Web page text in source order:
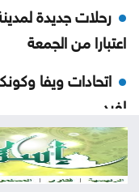
رحلات جديدة
اعتبارا من الجمعة
اتحادات ويفا
لفرد
"جدل السيد
أحمد برقاوي في